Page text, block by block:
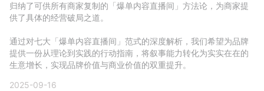
有赞春季发布会
新零售大会 新零售茶会
新零售私享会 门店经营增长公开课
归纳了可供所有商家复制的「爆单内容直播间」方法论，为商家提
供了具体的经营破局之道。
通过对七大「爆单内容直播间」范式的深度解析，我们希望为品牌
提供一份从理论到实践的行动指南，将叙事能力转化为实实在在的
生意增长，实现品牌价值与商业价值的双重提升。
2025-09-16